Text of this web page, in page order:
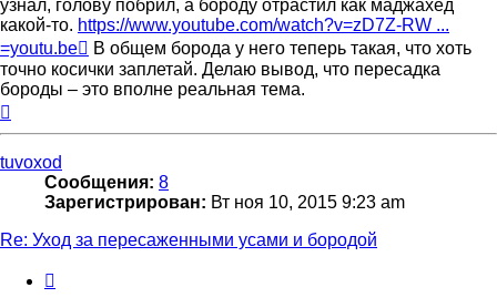
узнал, голову побрил, а бороду отрастил как маджахед
какой-то. https://www.youtube.com/watch?v=zD7Z-RW ...
=youtu.be В общем борода у него теперь такая, что хоть
точно косички заплетай. Делаю вывод, что пересадка
бороды – это вполне реальная тема.
tuvoxod
Сообщения: 8
Зарегистрирован: Вт ноя 10, 2015 9:23 am
Re: Уход за пересаженными усами и бородой